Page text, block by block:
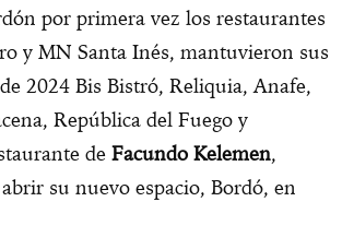
por primera vez los restaurantes
y MN Santa Inés, mantuvieron sus
2024 Bis Bistró, Reliquia, Anafe,
República del Fuego y
de Facundo Kelemen,
su nuevo espacio, Bordó, en